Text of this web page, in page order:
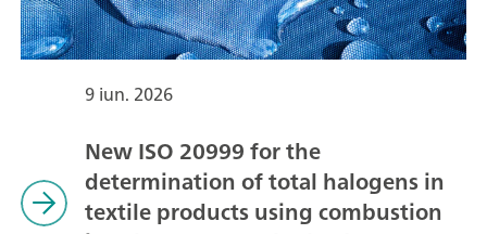
9 iun. 2026
New ISO 20999 for the
determination of total halogens in
textile products using combustion